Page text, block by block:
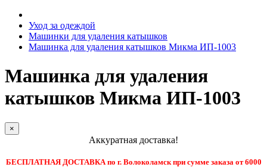
Уход за одеждой
Машинки для удаления катышков
Машинка для удаления катышков Микма ИП-1003
Машинка для удаления
катышков Микма ИП-1003
×
Аккуратная доставка!
БЕСПЛАТНАЯ ДОСТАВКА по г. Волоколамск при сумме заказа от 6000